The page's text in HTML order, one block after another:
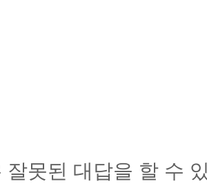
잘못된 대답을 할 수